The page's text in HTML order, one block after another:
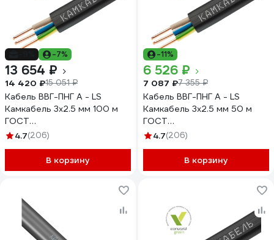
-7%
13 654 ₽
14 420 ₽15 051 ₽
Кабель ВВГ-ПНГ А - LS
Камкабель 3x2.5 мм 100 м
ГОСТ
1157К30HG00070А0100М
4.7(206)
В корзину
-11%
6 526 ₽
7 087 ₽7 355 ₽
Кабель ВВГ-ПНГ А - LS
Камкабель 3x2.5 мм 50 м
ГОСТ
1157К30HG00070А0050М
4.7(206)
В корзину